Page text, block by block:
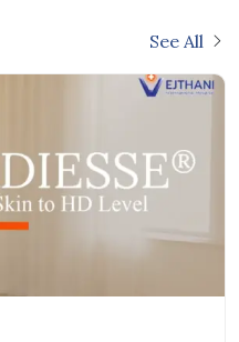
See All